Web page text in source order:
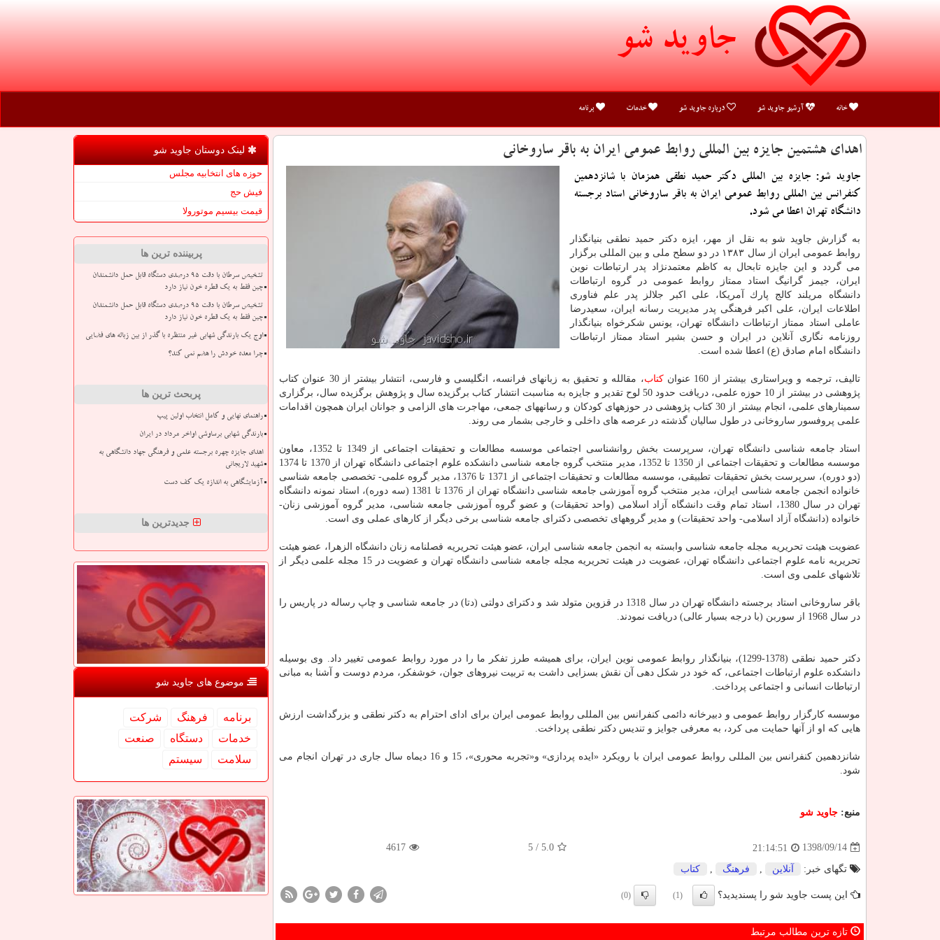
جاوید شو
خانه آرشیو جاوید شو درباره جاوید شو خدمات برنامه
اهدای هشتمین جایزه بین المللی روابط عمومی ایران به باقر ساروخانی
جاوید شو: جایزه بین المللی دكتر حمید نطقی همزمان با شانزدهمین
كنفرانس بین المللی روابط عمومی ایران به باقر ساروخانی استاد برجسته
دانشگاه تهران اعطا می شود.
به گزارش جاوید شو به نقل از مهر، ایزه دكتر حمید نطقی بنیانگذار
روابط عمومی ایران از سال ۱۳۸۳ در دو سطح ملی و بین المللی برگزار
می گردد و این جایزه تابحال به كاظم معتمدنژاد پدر ارتباطات نوین
ایران، جیمز گرانیگ استاد ممتاز روابط عمومی در گروه ارتباطات
دانشگاه مریلند كالج پارك آمریكا، علی اكبر جلالز پدر علم فناوری
اطلاعات ایران، علی اكبر فرهنگی پدر مدیریت رسانه ایران، سعیدرضا
عاملی استاد ممتاز ارتباطات دانشگاه تهران، یونس شكرخواه بنیانگذار
روزنامه نگاری آنلاین در ایران و حسن بشیر استاد ممتاز ارتباطات
دانشگاه امام صادق (ع) اعطا شده است.
تالیف، ترجمه و ویراستاری بیشتر از 160 عنوان كتاب
، مقالله و تحقیق به زبانهای فرانسه، انگلیسی و فارسی، انتشار بیشتر از 30 عنوان كتاب
پژوهشی در بیشتر از 10 حوزه علمی، دریافت حدود 50 لوح تقدیر و جایزه به مناسبت انتشار كتاب برگزیده سال و پژوهش برگزیده سال، برگزاری
سمینارهای علمی، انجام بیشتر از 30 كتاب پژوهشی در حوزههای كودكان و رسانههای جمعی، مهاجرت های الزامی و جوانان ایران همچون اقدامات
علمی پروفسور ساروخانی در طول سالیان گذشته در عرصه های داخلی و خارجی بشمار می روند.
استاد جامعه شناسی دانشگاه تهران، سرپرست بخش روانشناسی اجتماعی موسسه مطالعات و تحقیقات اجتماعی از 1349 تا 1352، معاون
موسسه مطالعات و تحقیقات اجتماعی از 1350 تا 1352، مدیر منتخب گروه جامعه شناسی دانشكده علوم اجتماعی دانشگاه تهران از 1370 تا 1374
(دو دوره)، سرپرست بخش تحقیقات تطبیقی، موسسه مطالعات و تحقیقات اجتماعی از 1371 تا 1376، مدیر گروه علمی- تخصصی جامعه شناسی
خانواده انجمن جامعه شناسی ایران، مدیر منتخب گروه آموزشی جامعه شناسی دانشگاه تهران از 1376 تا 1381 (سه دوره)، استاد نمونه دانشگاه
تهران در سال 1380، استاد تمام وقت دانشگاه آزاد اسلامی (واحد تحقیقات) و عضو گروه آموزشی جامعه شناسی، مدیر گروه آموزشی زنان-
خانواده (دانشگاه آزاد اسلامی- واحد تحقیقات) و مدیر گروههای تخصصی دكترای جامعه شناسی برخی دیگر از كارهای عملی وی است.
عضویت هیئت تحریریه مجله جامعه شناسی وابسته به انجمن جامعه شناسی ایران، عضو هیئت تحریریه فصلنامه زنان دانشگاه الزهرا، عضو هیئت
تحریریه نامه علوم اجتماعی دانشگاه تهران، عضویت در هیئت تحریریه مجله جامعه شناسی دانشگاه تهران و عضویت در 15 مجله علمی دیگر از
تلاشهای علمی وی است.
باقر ساروخانی استاد برجسته دانشگاه تهران در سال 1318 در قزوین متولد شد و دكترای دولتی (دتا) در جامعه شناسی و چاپ رساله در پاریس را
در سال 1968 از سوربن (با درجه بسیار عالی) دریافت نمودند.
دكتر حمید نطقی (1378-1299)، بنیانگذار روابط عمومی نوین ایران، برای همیشه طرز تفكر ما را در مورد روابط عمومی تغییر داد. وی بوسیله
دانشكده علوم ارتباطات اجتماعی، كه خود در شكل دهی آن نقش بسزایی داشت به تربیت نیروهای جوان، خوشفكر، مردم دوست و آشنا به مبانی
ارتباطات انسانی و اجتماعی پرداخت.
موسسه كارگزار روابط عمومی و دبیرخانه دائمی كنفرانس بین المللی روابط عمومی ایران برای ادای احترام به دكتر نطقی و بزرگداشت ارزش
هایی كه او از آنها حمایت می كرد، به معرفی جوایز و تندیس دكتر نطقی پرداخت.
شانزدهمین كنفرانس بین المللی روابط عمومی ایران با رویكرد «ایده پردازی» و«تجربه محوری»، 15 و 16 دیماه سال جاری در تهران انجام می
شود.
منبع: جاوید شو
1398/09/14
21:14:51
5.0
/ 5
4617
تگهای خبر: آنلاین فرهنگ كتاب
این پست جاوید شو را پسندیدید؟ (1)
(0)
تازه ترین مطالب مرتبط
لینک دوستان جاوید شو
حوزه های انتخابیه مجلس
فیش حج
قیمت بیسیم موتورولا
پربیننده ترین ها
تشخیص سرطان با دقت ۹۵ درصدی دستگاه قابل حمل دانشمندان
چین فقط به یک قطره خون نیاز دارد
تشخیص سرطان با دقت ۹۵ درصدی دستگاه قابل حمل دانشمندان
چین فقط به یک قطره خون نیاز دارد
اوج یک بارندگی شهابی غیر منتظره با گذر از بین زباله های فضایی
چرا معده خودش را هضم نمی کند؟
پربحث ترین ها
راهنمای نهایی و کامل انتخاب اولین پیپ
بارندگی شهابی برساوشی اواخر مرداد در ایران
اهدای جایزه چهره برجسته علمی و فرهنگی جهاد دانشگاهی به
شهید لاریجانی
آزمایشگاهی به اندازه یک کف دست
جدیدترین ها
موضوع های جاوید شو
برنامه فرهنگ
شركت
خدمات
دستگاه
صنعت
سلامت
سیستم